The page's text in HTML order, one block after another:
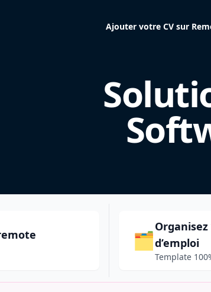
Ajouter votre CV sur
🗂️d’emploi
Template